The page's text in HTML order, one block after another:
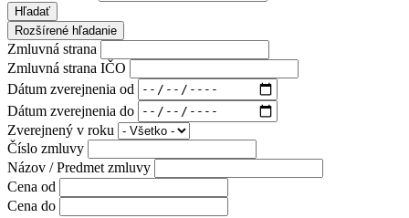
Hľadať
Rozšírené hľadanie
Zmluvná strana
Zmluvná strana IČO
Dátum zverejnenia od
Dátum zverejnenia do
Zverejnený v roku
Číslo zmluvy
Názov / Predmet zmluvy
Cena od
Cena do